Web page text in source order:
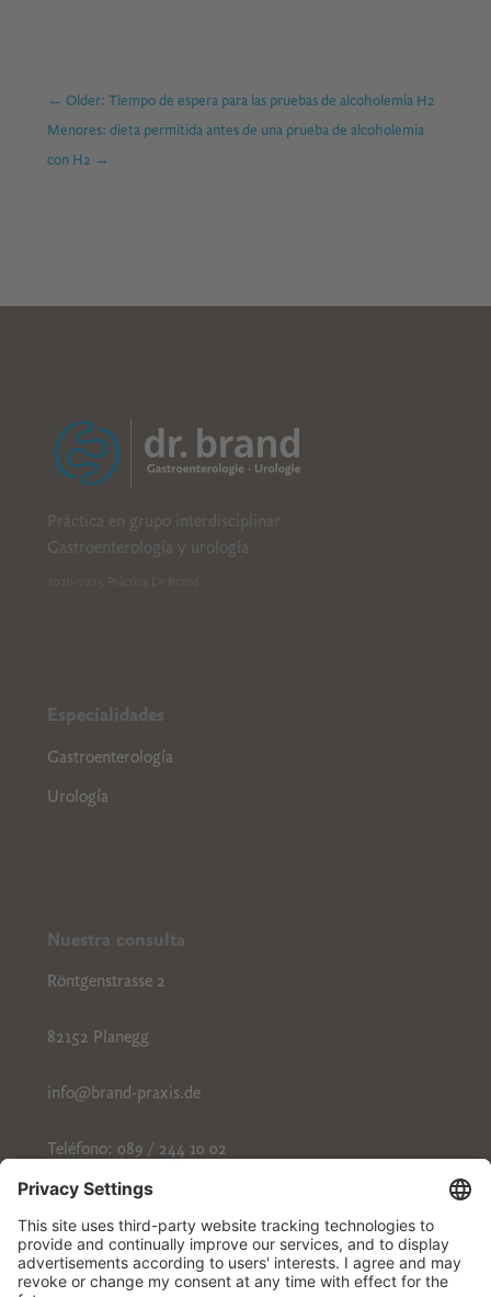
← Older: Tiempo de espera para las pruebas de alcoholemia H2
Menores: dieta permitida antes de una prueba de alcoholemia
con H2 →
BCDE
Práctica en grupo interdisciplinar
Gastroenterología y urología
Especialidades
Gastroenterología
Urología
Nuestra consulta
Röntgenstrasse 2
82152 Planegg
info@brand-praxis.de
Teléfono: 089 / 244 10 02